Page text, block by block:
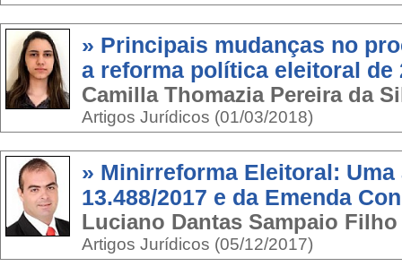
» Principais mudanças no
a reforma política eleitoral de
Camilla Thomazia Pereira da
Artigos Jurídicos (01/03/2018)
» Minirreforma Eleitoral: Uma
13.488/2017 e da Emenda
Luciano Dantas Sampaio Filho
Artigos Jurídicos (05/12/2017)